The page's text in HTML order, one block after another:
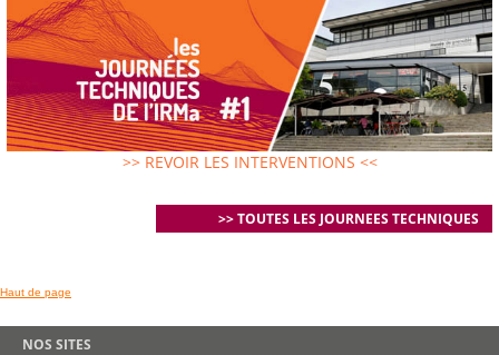
>> REVOIR LES INTERVENTIONS <<
>> TOUTES LES JOURNEES TECHNIQUES
Haut de page
NOS SITES